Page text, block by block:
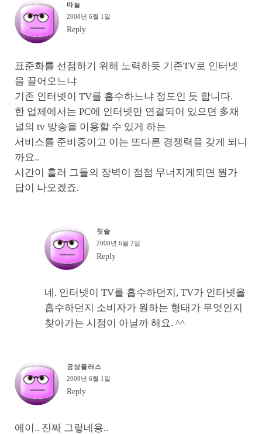
마늘
2008년 6월 1일
Reply
표준화를 선점하기 위해 노력하듯 기존TV로 인터넷
을 끌어오느냐
기존 인터넷이 TV를 흡수하느냐 정도인 듯 합니다.
한 업체에서는 PC에 인터넷만 연결되어 있으면 多채
널의 tv 방송을 이용할 수 있게 하는
서비스를 준비중이고 이는 또다른 경쟁력을 갖게 되니
까요..
시간이 흘러 그들의 장벽이 점점 무너지게되면 뭔가
답이 나오겠죠.
칫솔
2008년 6월 2일
Reply
네. 인터넷이 TV를 흡수하던지, TV가 인터넷을
흡수하던지 소비자가 원하는 형태가 무엇인지
찾아가는 시점이 아닐까 해요. ^^
공상플러스
2008년 6월 1일
Reply
에이.. 진짜 그렇네용..